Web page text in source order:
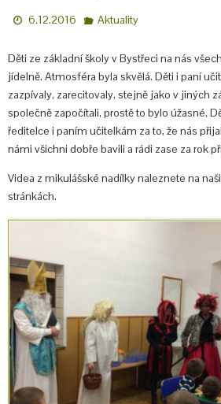
6.12.2016 Aktuality
Děti ze základní školy v Bystřeci na nás
jídelně. Atmosféra byla skvělá. Děti i paní
zazpívaly, zarecitovaly, stejně jako v jiných
společně započítali, prostě to bylo úžasné.
ředitelce i paním učitelkám za to, že nás
námi všichni dobře bavili a rádi zase za rok
Videa z mikulášské nadílky naleznete na
stránkách.